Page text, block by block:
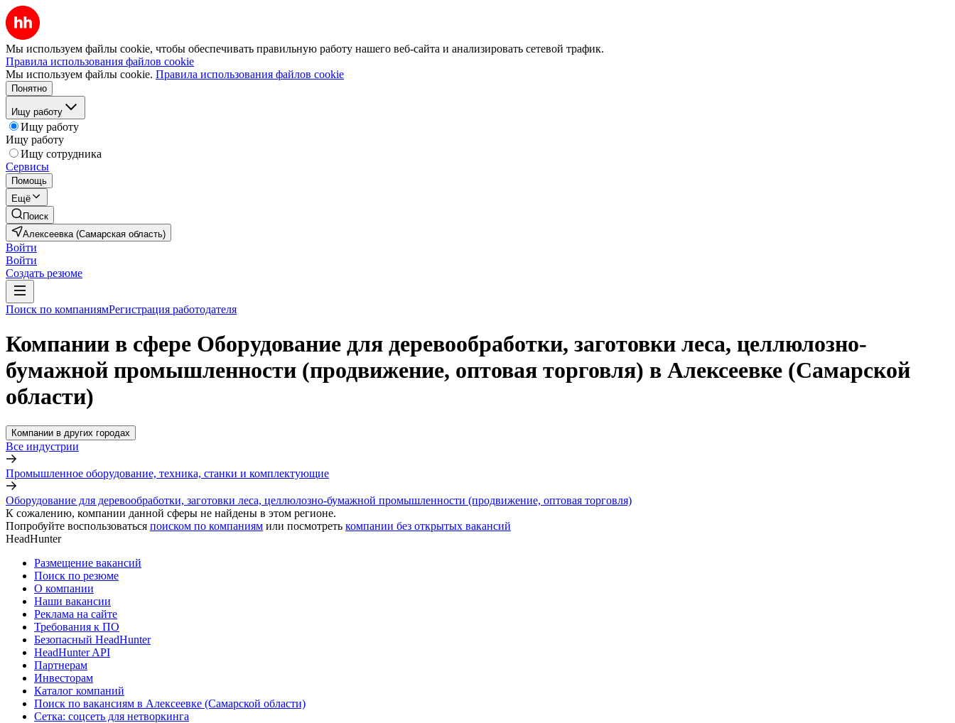
Мы используем файлы cookie, чтобы обеспечивать правильную работу нашего веб-сайта и анализировать сетевой трафик.
Правила использования файлов cookie
Мы используем файлы cookie. Правила использования файлов cookie
Понятно
Ищу работу
Ищу работу
Ищу работу
Ищу сотрудника
Сервисы
Помощь
Ещё
Поиск
Алексеевка (Самарская область)
Войти
Войти
Создать резюме
Поиск по компаниямРегистрация работодателя
Компании в сфере Оборудование для деревообработки, заготовки леса, целлюлозно-
бумажной промышленности (продвижение, оптовая торговля) в Алексеевке (Самарской
области)
Компании в других городах
Все индустрии
Промышленное оборудование, техника, станки и комплектующие
Оборудование для деревообработки, заготовки леса, целлюлозно-бумажной промышленности (продвижение, оптовая торговля)
К сожалению, компании данной сферы не найдены в этом регионе.
Попробуйте воспользоваться поиском по компаниям или посмотреть компании без открытых вакансий
HeadHunter
Размещение вакансий
Поиск по резюме
О компании
Наши вакансии
Реклама на сайте
Требования к ПО
Безопасный HeadHunter
HeadHunter API
Партнерам
Инвесторам
Каталог компаний
Поиск по вакансиям в Алексеевке (Самарской области)
Сетка: соцсеть для нетворкинга